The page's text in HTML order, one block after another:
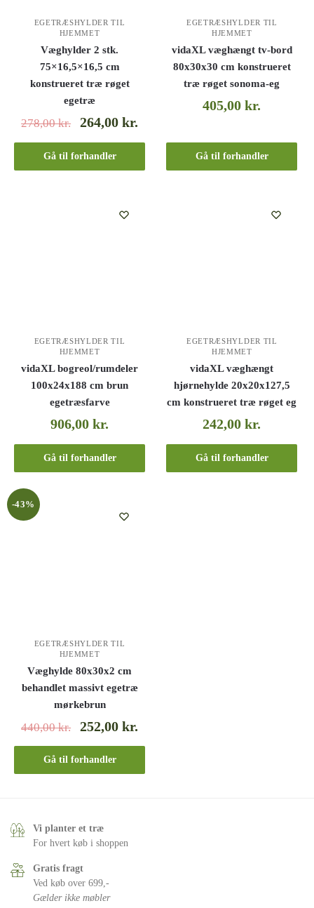
EGETRÆSHYLDER TIL
HJEMMET
Væghylder 2 stk.
75×16,5×16,5 cm
konstrueret træ røget
egetræ
278,00kr. 264,00kr.
Gå til forhandler
EGETRÆSHYLDER TIL
HJEMMET
vidaXL væghængt tv-bord
80x30x30 cm konstrueret
træ røget sonoma-eg
405,00kr.
Gå til forhandler
EGETRÆSHYLDER TIL
HJEMMET
vidaXL bogreol/rumdeler
100x24x188 cm brun
egetræsfarve
906,00kr.
Gå til forhandler
EGETRÆSHYLDER TIL
HJEMMET
vidaXL væghængt
hjørnehylde 20x20x127,5
cm konstrueret træ røget eg
242,00kr.
Gå til forhandler
-43%
EGETRÆSHYLDER TIL
HJEMMET
Væghylde 80x30x2 cm
behandlet massivt egetræ
mørkebrun
440,00kr. 252,00kr.
Gå til forhandler
Vi planter et træ
For hvert køb i shoppen
Gratis fragt
Ved køb over 699,-
Gælder ikke møbler